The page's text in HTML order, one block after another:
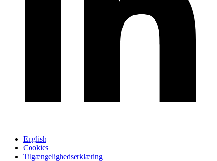
English
Cookies
Tilgængelighedserklæring